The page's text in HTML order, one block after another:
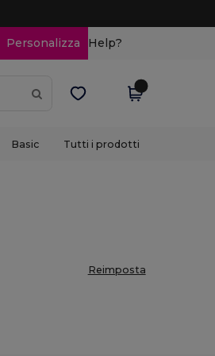
Personalizza Help?
Basic Tutti i prodotti
Reimposta